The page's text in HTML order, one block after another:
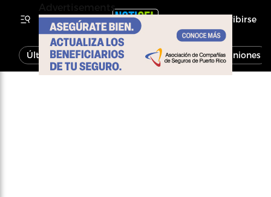
Inscribirse
Última Hora Noticias Economía Opiniones
Advertisements